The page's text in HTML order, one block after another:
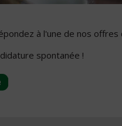
à l'une de nos offres
spontanée !